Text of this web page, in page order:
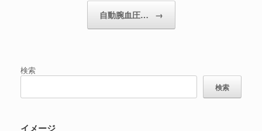
自動腕血圧… →
検索
検索
イメージ